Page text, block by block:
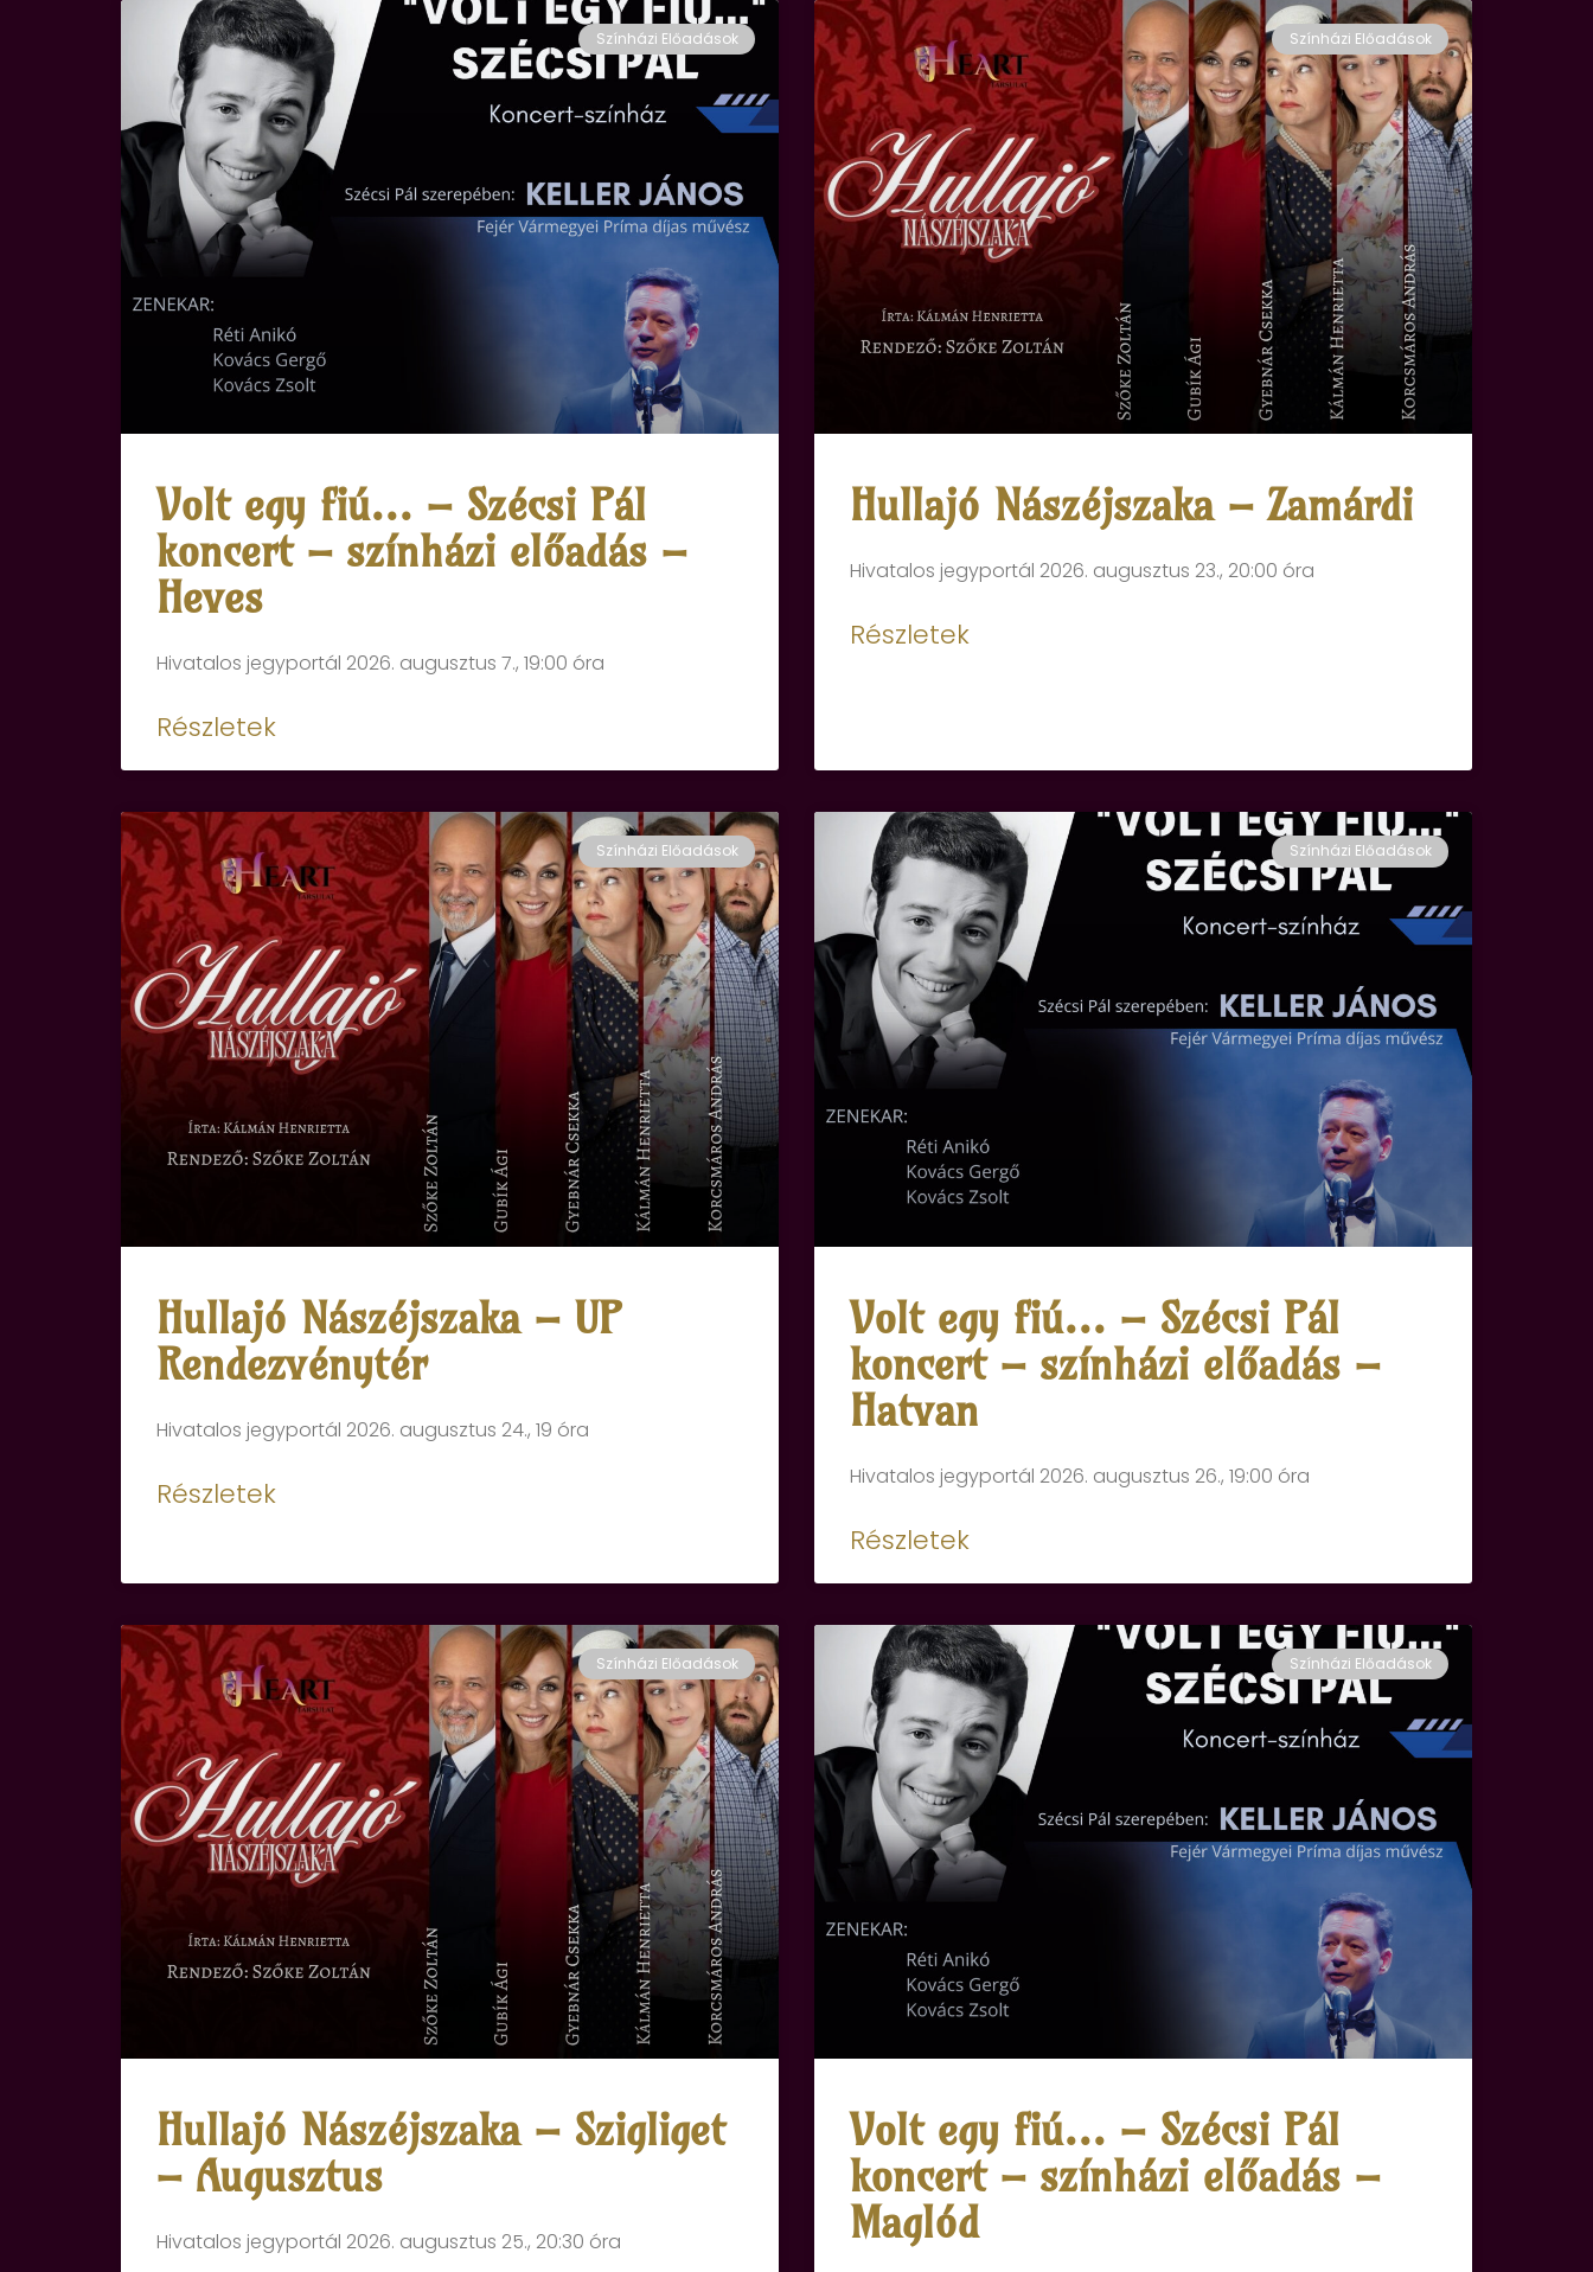
Színházi Előadások
Volt egy fiú… – Szécsi Pál
koncert – színházi előadás –
Heves
Hivatalos jegyportál 2026. augusztus 7., 19:00 óra
Részletek
Színházi Előadások
Hullajó Nászéjszaka – Zamárdi
Hivatalos jegyportál 2026. augusztus 23., 20:00 óra
Részletek
Színházi Előadások
Hullajó Nászéjszaka – UP
Rendezvénytér
Hivatalos jegyportál 2026. augusztus 24., 19 óra
Részletek
Színházi Előadások
Volt egy fiú… – Szécsi Pál
koncert – színházi előadás –
Hatvan
Hivatalos jegyportál 2026. augusztus 26., 19:00 óra
Részletek
Színházi Előadások
Hullajó Nászéjszaka – Szigliget
– Augusztus
Hivatalos jegyportál 2026. augusztus 25., 20:30 óra
Színházi Előadások
Volt egy fiú… – Szécsi Pál
koncert – színházi előadás –
Maglód